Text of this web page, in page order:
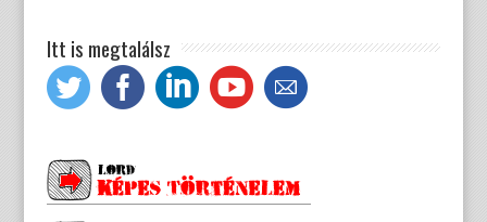
Itt is megtalálsz